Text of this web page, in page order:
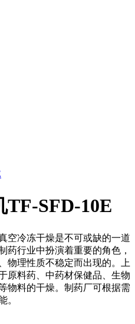
SFD-10E
空冷冻干燥是不可或缺的一道
药行业中扮演着重要的角色，
物理性质不稳定而出现的。上
原料药、中药材保健品、生物
物料的干燥。制药厂可根据需
。